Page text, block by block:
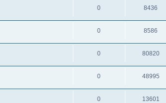
0 8436
0 8586
0 80820
0 48995
0 13601